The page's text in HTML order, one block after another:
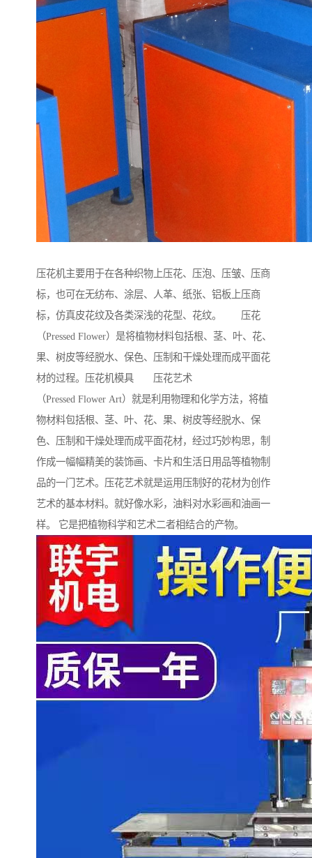
压花机主要用于在各种织物上压花、压泡、压皱、压商
标，也可在无纺布、涂层、人革、纸张、铝板上压商
标，仿真皮花纹及各类深浅的花型、花纹。 压花
（Pressed Flower）是将植物材料包括根、茎、叶、花、
果、树皮等经脱水、保色、压制和干燥处理而成平面花
材的过程。压花机模具 压花艺术
（Pressed Flower Art）就是利用物理和化学方法，将植
物材料包括根、茎、叶、花、果、树皮等经脱水、保
色、压制和干燥处理而成平面花材，经过巧妙构思，制
作成一幅幅精美的装饰画、卡片和生活日用品等植物制
品的一门艺术。压花艺术就是运用压制好的花材为创作
艺术的基本材料。就好像水彩，油料对水彩画和油画一
样。 它是把植物科学和艺术二者相结合的产物。